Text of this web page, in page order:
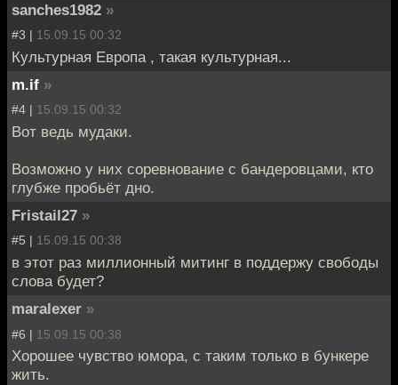
sanches1982 »
#3 | 15.09.15 00:32
Культурная Европа , такая культурная...
m.if »
#4 | 15.09.15 00:32
Вот ведь мудаки.
Возможно у них соревнование с бандеровцами, кто
глубже пробьёт дно.
Fristail27 »
#5 | 15.09.15 00:38
в этот раз миллионный митинг в поддержу свободы
слова будет?
maralexer »
#6 | 15.09.15 00:38
Хорошее чувство юмора, с таким только в бункере
жить.